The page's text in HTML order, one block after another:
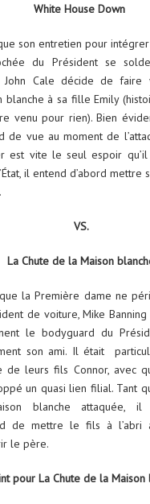
White House Down
son entretien pour
du Président se
John Cale décide de faire
blanche à sa fille Emily
venu pour rien). Bien
de vue au moment de
est vite le seul espoir
il entend d’abord mettre
VS.
La Chute de la Maison
la Première dame ne
de voiture, Mike
le bodyguard du
son ami. Il était
de leurs fils Connor, avec
un quasi lien filial. Tant
blanche attaquée, il
de mettre le fils à l’abri
le père.
pour La Chute de la Maison